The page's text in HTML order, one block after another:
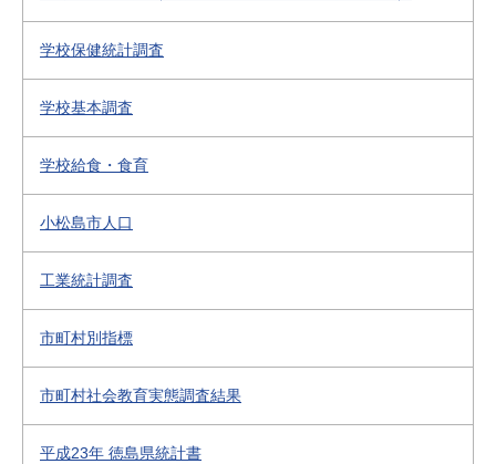
学校保健統計調査
学校基本調査
学校給食・食育
小松島市人口
工業統計調査
市町村別指標
市町村社会教育実態調査結果
平成23年 徳島県統計書